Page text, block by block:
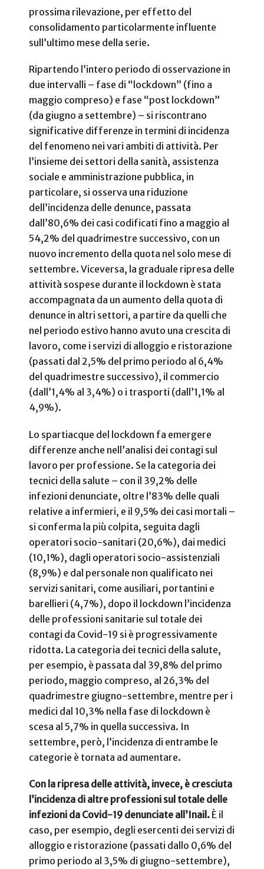
prossima rilevazione, per effetto del
consolidamento particolarmente influente
sull’ultimo mese della serie.
Ripartendo l’intero periodo di osservazione in
due intervalli – fase di “lockdown” (fino a
maggio compreso) e fase “post lockdown”
(da giugno a settembre) – si riscontrano
significative differenze in termini di incidenza
del fenomeno nei vari ambiti di attività. Per
l’insieme dei settori della sanità, assistenza
sociale e amministrazione pubblica, in
particolare, si osserva una riduzione
dell’incidenza delle denunce, passata
dall’80,6% dei casi codificati fino a maggio al
54,2% del quadrimestre successivo, con un
nuovo incremento della quota nel solo mese di
settembre. Viceversa, la graduale ripresa delle
attività sospese durante il lockdown è stata
accompagnata da un aumento della quota di
denunce in altri settori, a partire da quelli che
nel periodo estivo hanno avuto una crescita di
lavoro, come i servizi di alloggio e ristorazione
(passati dal 2,5% del primo periodo al 6,4%
del quadrimestre successivo), il commercio
(dall’1,4% al 3,4%) o i trasporti (dall’1,1% al
4,9%).
Lo spartiacque del lockdown fa emergere
differenze anche nell’analisi dei contagi sul
lavoro per professione. Se la categoria dei
tecnici della salute – con il 39,2% delle
infezioni denunciate, oltre l’83% delle quali
relative a infermieri, e il 9,5% dei casi mortali –
si conferma la più colpita, seguita dagli
operatori socio-sanitari (20,6%), dai medici
(10,1%), dagli operatori socio-assistenziali
(8,9%) e dal personale non qualificato nei
servizi sanitari, come ausiliari, portantini e
barellieri (4,7%), dopo il lockdown l’incidenza
delle professioni sanitarie sul totale dei
contagi da Covid-19 si è progressivamente
ridotta. La categoria dei tecnici della salute,
per esempio, è passata dal 39,8% del primo
periodo, maggio compreso, al 26,3% del
quadrimestre giugno-settembre, mentre per i
medici dal 10,3% nella fase di lockdown è
scesa al 5,7% in quella successiva. In
settembre, però, l’incidenza di entrambe le
categorie è tornata ad aumentare.
Con la ripresa delle attività, invece, è cresciuta
l’incidenza di altre professioni sul totale delle
infezioni da Covid-19 denunciate all’Inail. È il
caso, per esempio, degli esercenti dei servizi di
alloggio e ristorazione (passati dallo 0,6% del
primo periodo al 3,5% di giugno-settembre),